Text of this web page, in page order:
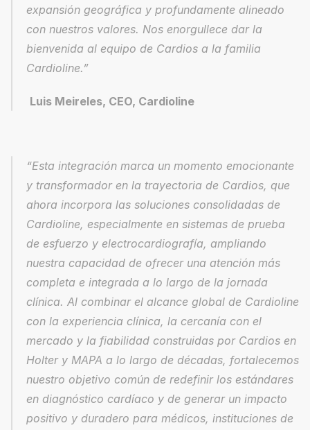
expansión geográfica y profundamente alineado
con nuestros valores. Nos enorgullece dar la
bienvenida al equipo de Cardios a la familia
Cardioline.”
Luis Meireles, CEO, Cardioline
“Esta integración marca un momento emocionante
y transformador en la trayectoria de Cardios, que
ahora incorpora las soluciones consolidadas de
Cardioline, especialmente en sistemas de prueba
de esfuerzo y electrocardiografía, ampliando
nuestra capacidad de ofrecer una atención más
completa e integrada a lo largo de la jornada
clínica. Al combinar el alcance global de Cardioline
con la experiencia clínica, la cercanía con el
mercado y la fiabilidad construidas por Cardios en
Holter y MAPA a lo largo de décadas, fortalecemos
nuestro objetivo común de redefinir los estándares
en diagnóstico cardíaco y de generar un impacto
positivo y duradero para médicos, instituciones de